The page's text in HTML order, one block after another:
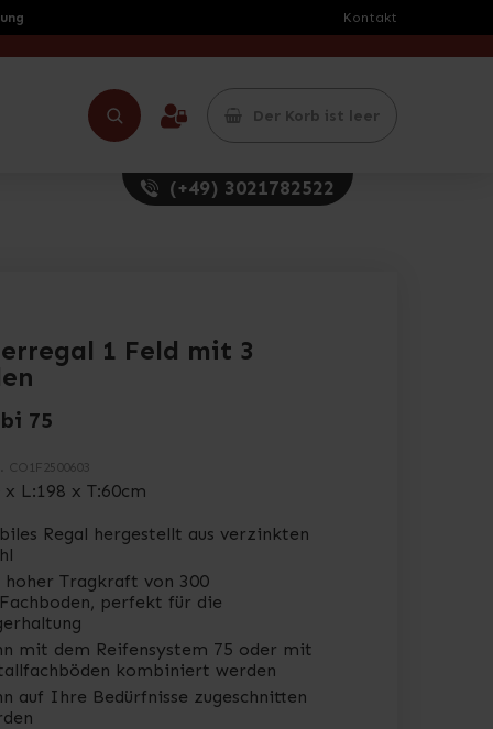
Kontakt
Der Korb ist leer
(+49) 3021782522
1 Feld mit 3
75
CO1F2500603
x L:198 x T:60cm
Regal hergestellt aus verzinkten
hoher Tragkraft von 300
perfekt für die
mit dem Reifensystem 75 oder mit
kombiniert werden
auf Ihre Bedürfnisse zugeschnitten